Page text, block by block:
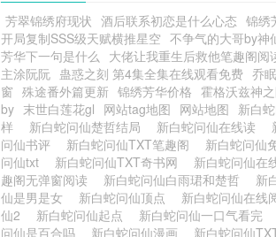
芳翠锦绣府现状 酒后联系初恋是什么心态 锦绣
开局复制SSS级天赋横推星空 不争气的大哥by神
芳华下一句是什么 大佬让我重生后救他笔趣阁阅
主涂阮阮 蛊惑之刻 第4集全集在线观看免费 乔
窗 殊途番外篇更新 锦绣芳华价格 霍格沃兹神
by 末世白莲花gl 网站tag地图 网站地图 新白
样
新白蛇问仙楚哲结局 新白蛇问仙在线读
问仙书评
新白蛇问仙TXT笔趣阁 新白蛇问仙
问仙txt
新白蛇问仙TXT奇书网 新白蛇问仙在
趣阁无弹窗阅读
新白蛇问仙白雨珺和楚哲 新
仙是男是女
新白蛇问仙顶点 新白蛇问仙在线
仙2
新白蛇问仙起点 新白蛇问仙一口气看完
问仙是百合吗
新白蛇问仙漫画 新白蛇问仙